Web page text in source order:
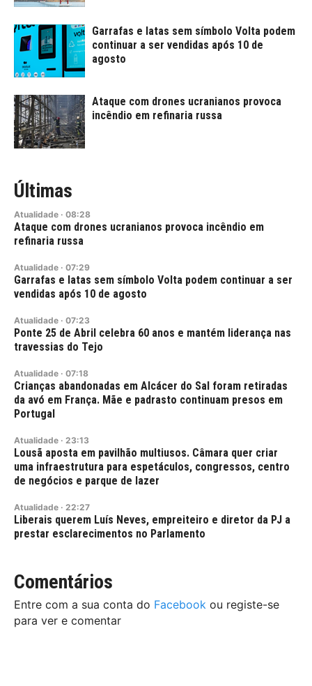
Garrafas e latas sem símbolo Volta podem
continuar a ser vendidas após 10 de
agosto
Ataque com drones ucranianos provoca
incêndio em refinaria russa
Últimas
Atualidade · 08:28
Ataque com drones ucranianos provoca incêndio em
refinaria russa
Atualidade · 07:29
Garrafas e latas sem símbolo Volta podem continuar a ser
vendidas após 10 de agosto
Atualidade · 07:23
Ponte 25 de Abril celebra 60 anos e mantém liderança nas
travessias do Tejo
Atualidade · 07:18
Crianças abandonadas em Alcácer do Sal foram retiradas
da avó em França. Mãe e padrasto continuam presos em
Portugal
Atualidade · 23:13
Lousã aposta em pavilhão multiusos. Câmara quer criar
uma infraestrutura para espetáculos, congressos, centro
de negócios e parque de lazer
Atualidade · 22:27
Liberais querem Luís Neves, empreiteiro e diretor da PJ a
prestar esclarecimentos no Parlamento
Comentários
Entre com a sua conta do Facebook ou registe-se
para ver e comentar